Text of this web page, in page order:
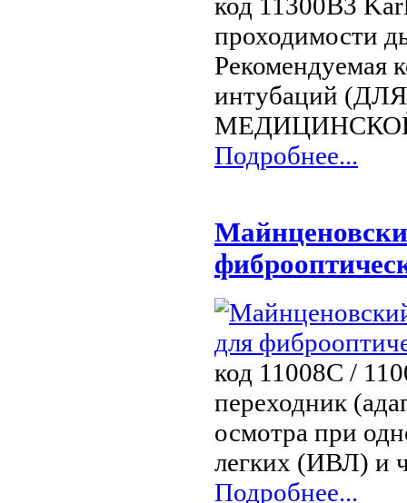
проходимости
Рекомендуемая
интубаций
Подробнее...
код 11008C /
переходник
осмотра при
легких (ИВЛ) и
Подробнее...